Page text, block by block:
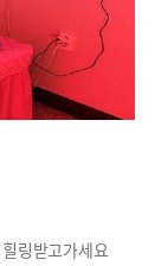
링받고가세요